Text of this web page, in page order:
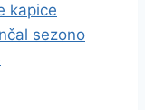
kapice
sezono